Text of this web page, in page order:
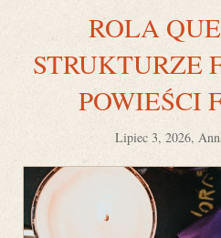
ROLA
STRUKTURZE
POWIEŚCI
Lipiec 3, 2026,